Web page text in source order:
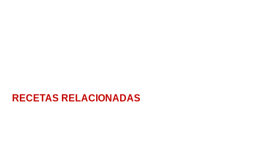
RECETAS RELACIONADAS